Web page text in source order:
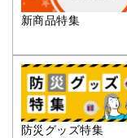
新商品特集
防災グッズ特集